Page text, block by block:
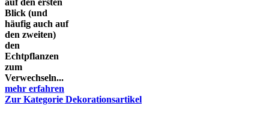
auf den ersten
Blick (und
häufig auch auf
den zweiten)
den
Echtpflanzen
zum
Verwechseln...
mehr erfahren
Zur Kategorie Dekorationsartikel